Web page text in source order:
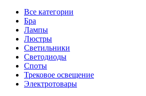
Все категории
Бра
Лампы
Люстры
Светильники
Светодиоды
Споты
Трековое освещение
Электротовары